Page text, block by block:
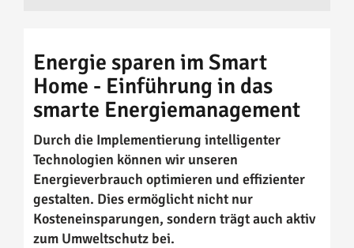
Energie sparen im Smart
Home - Einführung in das
smarte Energiemanagement
Durch die Implementierung intelligenter
Technologien können wir unseren
Energieverbrauch optimieren und effizienter
gestalten. Dies ermöglicht nicht nur
Kosteneinsparungen, sondern trägt auch aktiv
zum Umweltschutz bei.